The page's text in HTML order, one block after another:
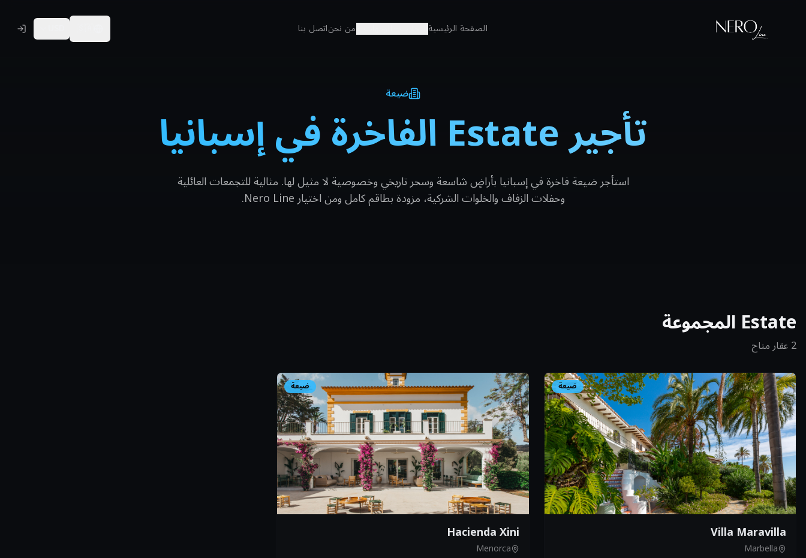
الصفحة الرئيسيةالتجارب الوجهات من نحناتصل بنا
ضيعة
تأجير Estate الفاخرة في إسبانيا
استأجر ضيعة فاخرة في إسبانيا بأراضٍ شاسعة وسحر تاريخي وخصوصية لا مثيل لها. مثالية للتجمعات العائلية
وحفلات الزفاف والخلوات الشركية، مزودة بطاقم كامل ومن اختيار Nero Line.
Estateالمجموعة
2 عقار متاح
ضيعة
Villa Maravilla
Marbella
ضيعة
Hacienda Xini
Menorca